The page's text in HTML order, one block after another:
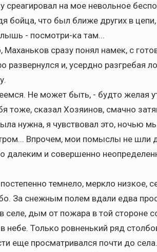
среагировал на мое невольное
бойца, что был ближе других в
- посмотри-ка там...
Маханьков сразу понял намек, с
развернулся и, усердно разгребая
Не может быть, - будто желая
тоже, сказал Хозяинов, смачно
нужна, я чувствовал это, ночью
Впрочем, мои помыслы не шли
далеким и совершенно
темнело, меркло низкое,
За снежным полем вдали едва
дым от пожара в той стороне
небе. Только ровненький ряд
еще просматривался почти до